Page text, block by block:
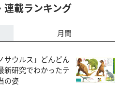
連載ランキング
月間
サウルス」どんどん
研究でわかったテ
の姿